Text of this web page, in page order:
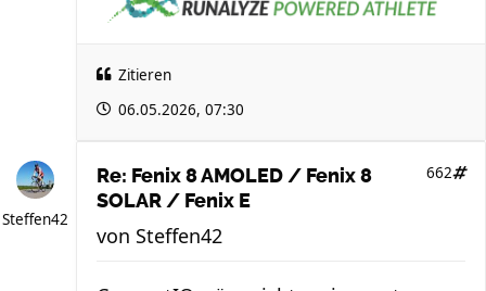
Zitieren
06.05.2026, 07:30
Steffen42
Re: Fenix 8 AMOLED / Fenix 8
SOLAR / Fenix E
662
von Steffen42